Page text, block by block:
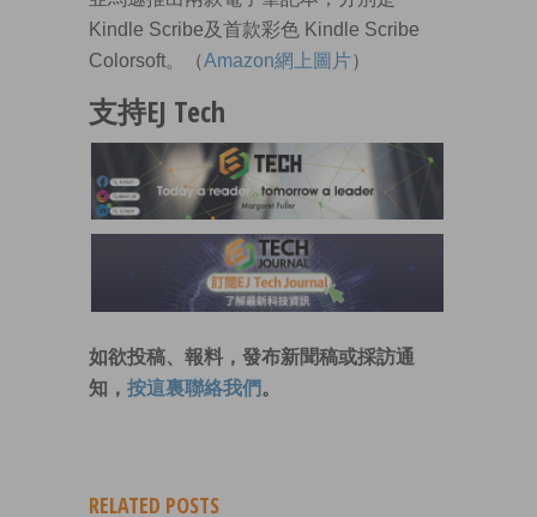
Kindle Scribe及首款彩色 Kindle Scribe
Colorsoft。（Amazon網上圖片）
支持EJ Tech
如欲投稿、報料，發布新聞稿或採訪通
知， 按這裏聯絡我們 。
RELATED POSTS